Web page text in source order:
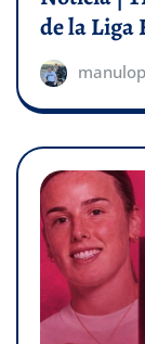
de la Liga